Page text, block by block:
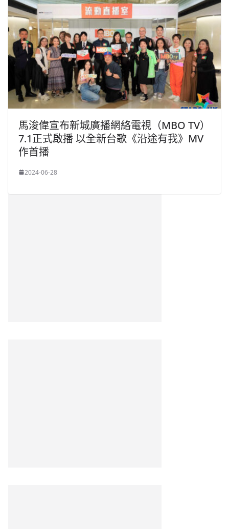
馬浚偉宣布新城廣播網絡電視（MBO TV）
7.1正式啟播 以全新台歌《沿途有我》MV
作首播
2024-06-28